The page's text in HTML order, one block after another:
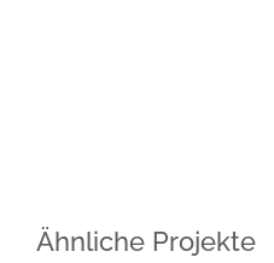
Ähnliche Projekte